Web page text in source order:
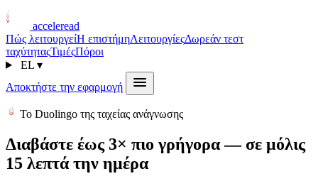
acceleread
Πώς λειτουργείΗ επιστήμηΛειτουργίεςΔωρεάν τεστ
ταχύτηταςΤιμέςΠόροι
EL ▾
Αποκτήστε την εφαρμογή
Το Duolingo της ταχείας ανάγνωσης
Διαβάστε έως 3× πιο γρήγορα — σε μόλις
15 λεπτά την ημέρα